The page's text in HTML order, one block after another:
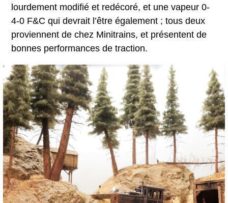
lourdement modifié et redécoré, et une vapeur 0-
4-0 F&C qui devrait l’être également ; tous deux
proviennent de chez Minitrains, et présentent de
bonnes performances de traction.